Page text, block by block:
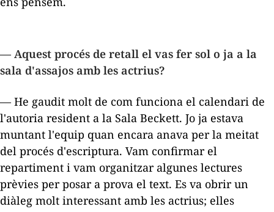
— Aquest procés de retall el vas fer sol o ja a la
sala d'assajos amb les actrius?
— He gaudit molt de com funciona el calendari de
l'autoria resident a la Sala Beckett. Jo ja estava
muntant l'equip quan encara anava per la meitat
del procés d'escriptura. Vam confirmar el
repartiment i vam organitzar algunes lectures
prèvies per posar a prova el text. Es va obrir un
diàleg molt interessant amb les actrius; elles